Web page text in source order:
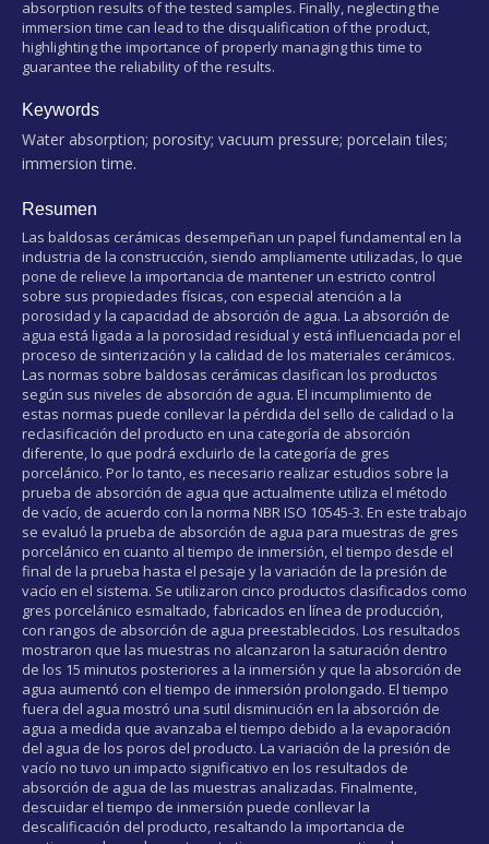
absorption results of the tested samples. Finally, neglecting the
immersion time can lead to the disqualification of the product,
highlighting the importance of properly managing this time to
guarantee the reliability of the results.
Keywords
Water absorption; porosity; vacuum pressure; porcelain tiles;
immersion time.
Resumen
Las baldosas cerámicas desempeñan un papel fundamental en la
industria de la construcción, siendo ampliamente utilizadas, lo que
pone de relieve la importancia de mantener un estricto control
sobre sus propiedades físicas, con especial atención a la
porosidad y la capacidad de absorción de agua. La absorción de
agua está ligada a la porosidad residual y está influenciada por el
proceso de sinterización y la calidad de los materiales cerámicos.
Las normas sobre baldosas cerámicas clasifican los productos
según sus niveles de absorción de agua. El incumplimiento de
estas normas puede conllevar la pérdida del sello de calidad o la
reclasificación del producto en una categoría de absorción
diferente, lo que podrá excluirlo de la categoría de gres
porcelánico. Por lo tanto, es necesario realizar estudios sobre la
prueba de absorción de agua que actualmente utiliza el método
de vacío, de acuerdo con la norma NBR ISO 10545-3. En este trabajo
se evaluó la prueba de absorción de agua para muestras de gres
porcelánico en cuanto al tiempo de inmersión, el tiempo desde el
final de la prueba hasta el pesaje y la variación de la presión de
vacío en el sistema. Se utilizaron cinco productos clasificados como
gres porcelánico esmaltado, fabricados en línea de producción,
con rangos de absorción de agua preestablecidos. Los resultados
mostraron que las muestras no alcanzaron la saturación dentro
de los 15 minutos posteriores a la inmersión y que la absorción de
agua aumentó con el tiempo de inmersión prolongado. El tiempo
fuera del agua mostró una sutil disminución en la absorción de
agua a medida que avanzaba el tiempo debido a la evaporación
del agua de los poros del producto. La variación de la presión de
vacío no tuvo un impacto significativo en los resultados de
absorción de agua de las muestras analizadas. Finalmente,
descuidar el tiempo de inmersión puede conllevar la
descalificación del producto, resaltando la importancia de